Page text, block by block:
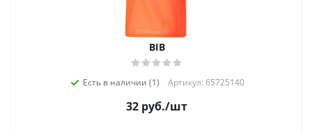
BIB
Есть в наличии (1) Артикул: 65725140
32 руб./шт